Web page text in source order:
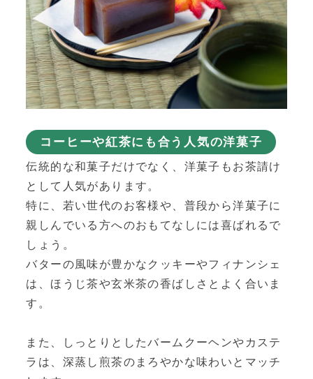
コーヒーや紅茶にも合う人気の洋菓子
伝統的な和菓子だけでなく、洋菓子もお茶請け
として人気があります。
特に、若い世代のお客様や、普段から洋菓子に
親しんでいる方へのおもてなしには喜ばれるで
しょう。
バターの風味が豊かなクッキーやフィナンシェ
は、ほうじ茶や玄米茶の香ばしさとよく合いま
す。
また、しっとりとしたバームクーヘンやカステ
ラは、深蒸し煎茶のまろやかな味わいとマッチ